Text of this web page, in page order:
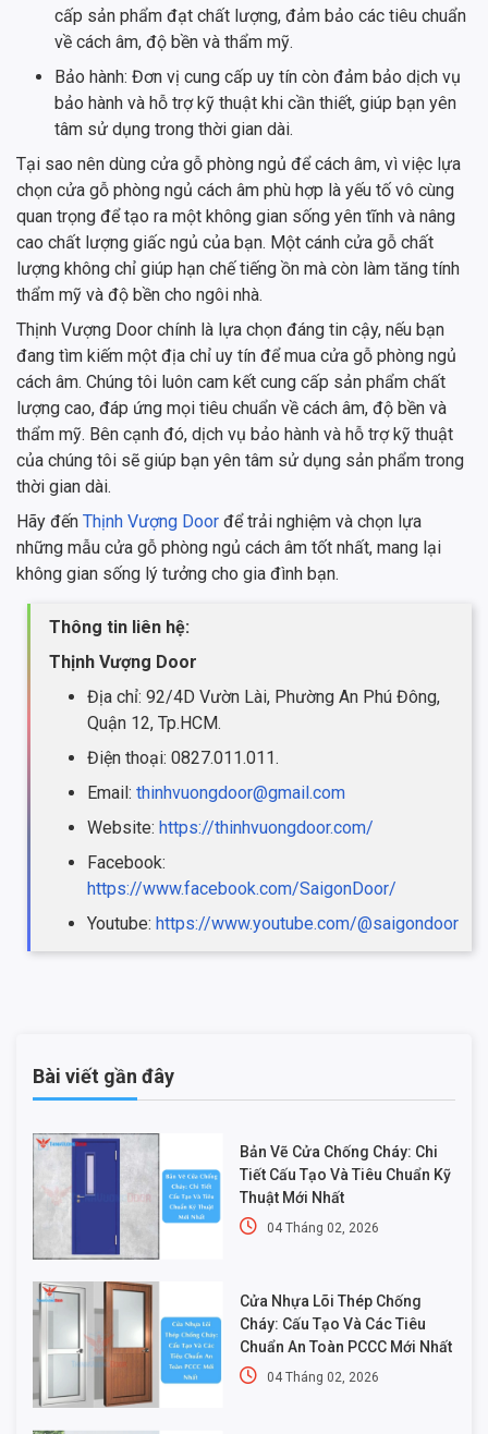
cấp sản phẩm đạt chất lượng, đảm bảo các tiêu chuẩn
về cách âm, độ bền và thẩm mỹ.
Bảo hành: Đơn vị cung cấp uy tín còn đảm bảo dịch vụ
bảo hành và hỗ trợ kỹ thuật khi cần thiết, giúp bạn yên
tâm sử dụng trong thời gian dài.
Tại sao nên dùng cửa gỗ phòng ngủ để cách âm, vì việc lựa
chọn cửa gỗ phòng ngủ cách âm phù hợp là yếu tố vô cùng
quan trọng để tạo ra một không gian sống yên tĩnh và nâng
cao chất lượng giấc ngủ của bạn. Một cánh cửa gỗ chất
lượng không chỉ giúp hạn chế tiếng ồn mà còn làm tăng tính
thẩm mỹ và độ bền cho ngôi nhà.
Thịnh Vượng Door chính là lựa chọn đáng tin cậy, nếu bạn
đang tìm kiếm một địa chỉ uy tín để mua cửa gỗ phòng ngủ
cách âm. Chúng tôi luôn cam kết cung cấp sản phẩm chất
lượng cao, đáp ứng mọi tiêu chuẩn về cách âm, độ bền và
thẩm mỹ. Bên cạnh đó, dịch vụ bảo hành và hỗ trợ kỹ thuật
của chúng tôi sẽ giúp bạn yên tâm sử dụng sản phẩm trong
thời gian dài.
Hãy đến Thịnh Vượng Door để trải nghiệm và chọn lựa
những mẫu cửa gỗ phòng ngủ cách âm tốt nhất, mang lại
không gian sống lý tưởng cho gia đình bạn.
Thông tin liên hệ:
Thịnh Vượng Door
Địa chỉ: 92/4D Vườn Lài, Phường An Phú Đông,
Quận 12, Tp.HCM.
Điện thoại: 0827.011.011.
Email: thinhvuongdoor@gmail.com
Website: https://thinhvuongdoor.com/
Facebook:
https://www.facebook.com/SaigonDoor/
Youtube: https://www.youtube.com/@saigondoor
Bài viết gần đây
Bản Vẽ Cửa Chống Cháy: Chi
Tiết Cấu Tạo Và Tiêu Chuẩn Kỹ
Thuật Mới Nhất
04 Tháng 02, 2026
Cửa Nhựa Lõi Thép Chống
Cháy: Cấu Tạo Và Các Tiêu
Chuẩn An Toàn PCCC Mới Nhất
04 Tháng 02, 2026